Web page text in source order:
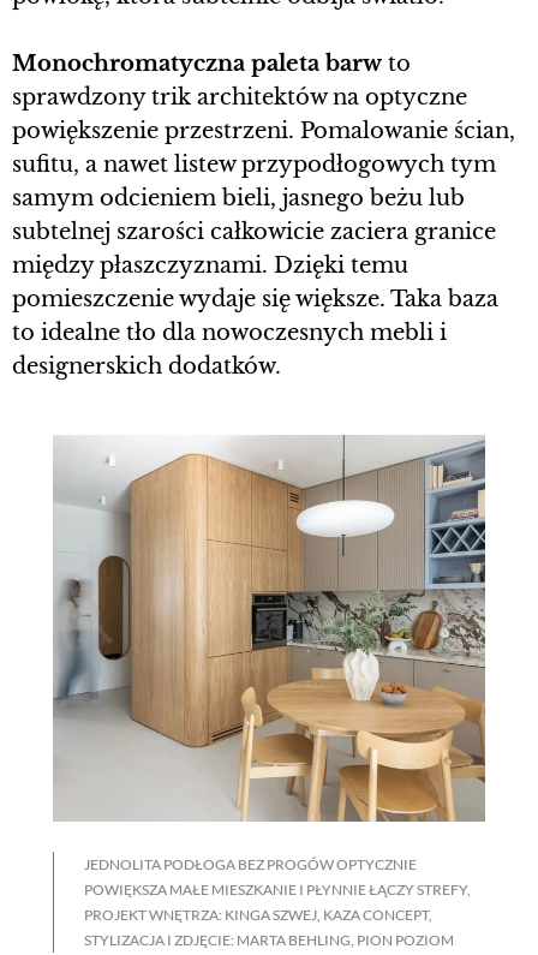
Monochromatyczna paleta barw to
sprawdzony trik architektów na optyczne
powiększenie przestrzeni. Pomalowanie ścian,
sufitu, a nawet listew przypodłogowych tym
samym odcieniem bieli, jasnego beżu lub
subtelnej szarości całkowicie zaciera granice
między płaszczyznami. Dzięki temu
pomieszczenie wydaje się większe. Taka baza
to idealne tło dla nowoczesnych mebli i
designerskich dodatków.
JEDNOLITA PODŁOGA BEZ PROGÓW OPTYCZNIE
POWIĘKSZA MAŁE MIESZKANIE I PŁYNNIE ŁĄCZY STREFY,
PROJEKT WNĘTRZA: KINGA SZWEJ, KAZA CONCEPT,
STYLIZACJA I ZDJĘCIE: MARTA BEHLING, PION POZIOM